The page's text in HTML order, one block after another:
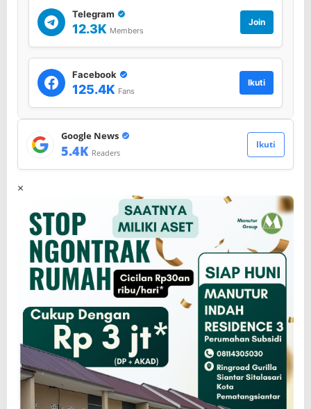
Telegram
12.3K Members
Join
Facebook
125.4K Fans
Ikuti
Google News
5.4K Readers
Ikuti
×